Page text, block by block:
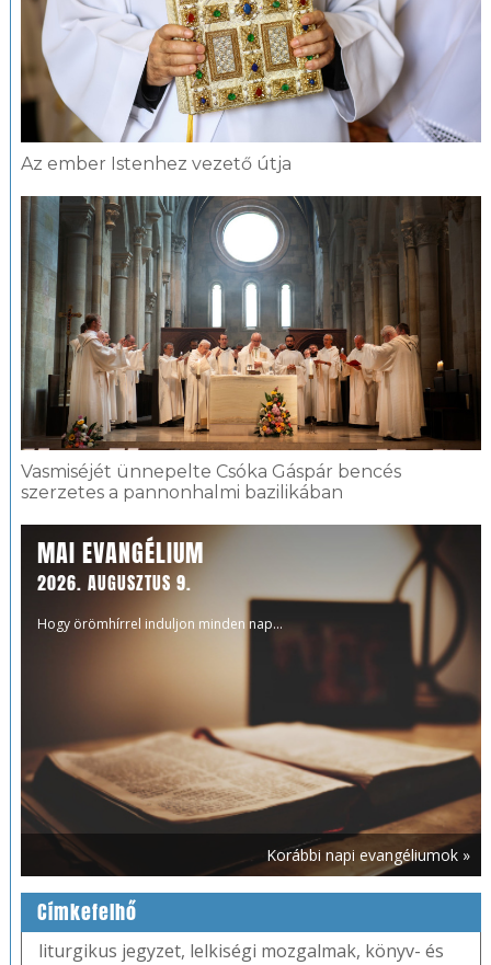
Az ember Istenhez vezető útja
Vasmiséjét ünnepelte Csóka Gáspár bencés
szerzetes a pannonhalmi bazilikában
MAI EVANGÉLIUM
2026. AUGUSZTUS 9.
Hogy örömhírrel induljon minden nap...
Korábbi napi evangéliumok »
Címkefelhő
liturgikus jegyzet, lelkiségi mozgalmak, könyv- és